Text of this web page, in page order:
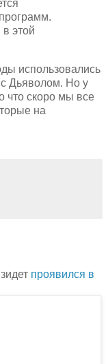
этой
использовались
Дьяволом. Но у
что скоро мы все
на
проявился в